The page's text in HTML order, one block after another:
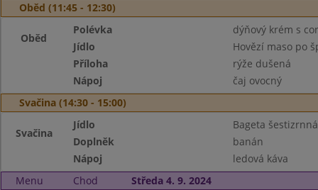
Oběd (11:45 - 12:30)
Oběd
Polévka
dýňový krém s
Jídlo
Hovězí maso po
Příloha
rýže dušená
Nápoj
čaj ovocný
Svačina (14:30 - 15:00)
Svačina
Jídlo
Bageta
Doplněk
banán
Nápoj
ledová káva
Menu
Chod
Středa 4. 9. 2024